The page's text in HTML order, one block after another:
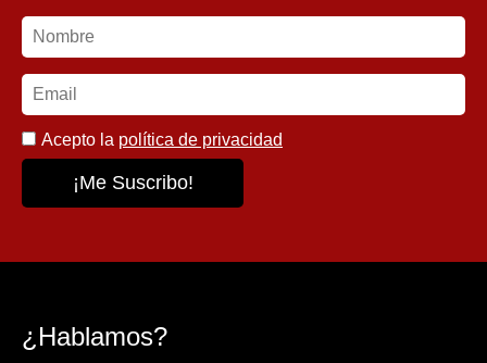
Acepto la política de privacidad
¿Hablamos?